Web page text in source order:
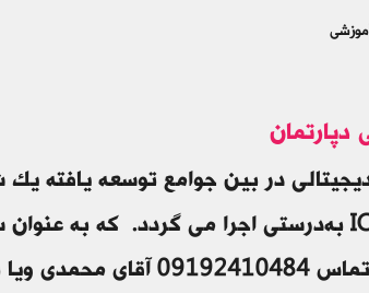
دپارتمان
در بین جوامع توسعه یافته
02433455453 تماس فرمایید.